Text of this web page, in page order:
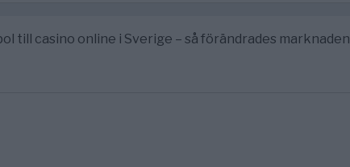
till casino online i Sverige – så förändrades marknaden